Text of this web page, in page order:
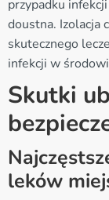
przypadku
doustna. Izolacja
skutecznego
infekcji w
Skutki
leków